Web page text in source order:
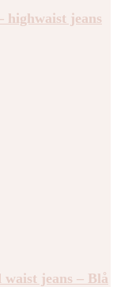
highwaist jeans
jeans – Blå